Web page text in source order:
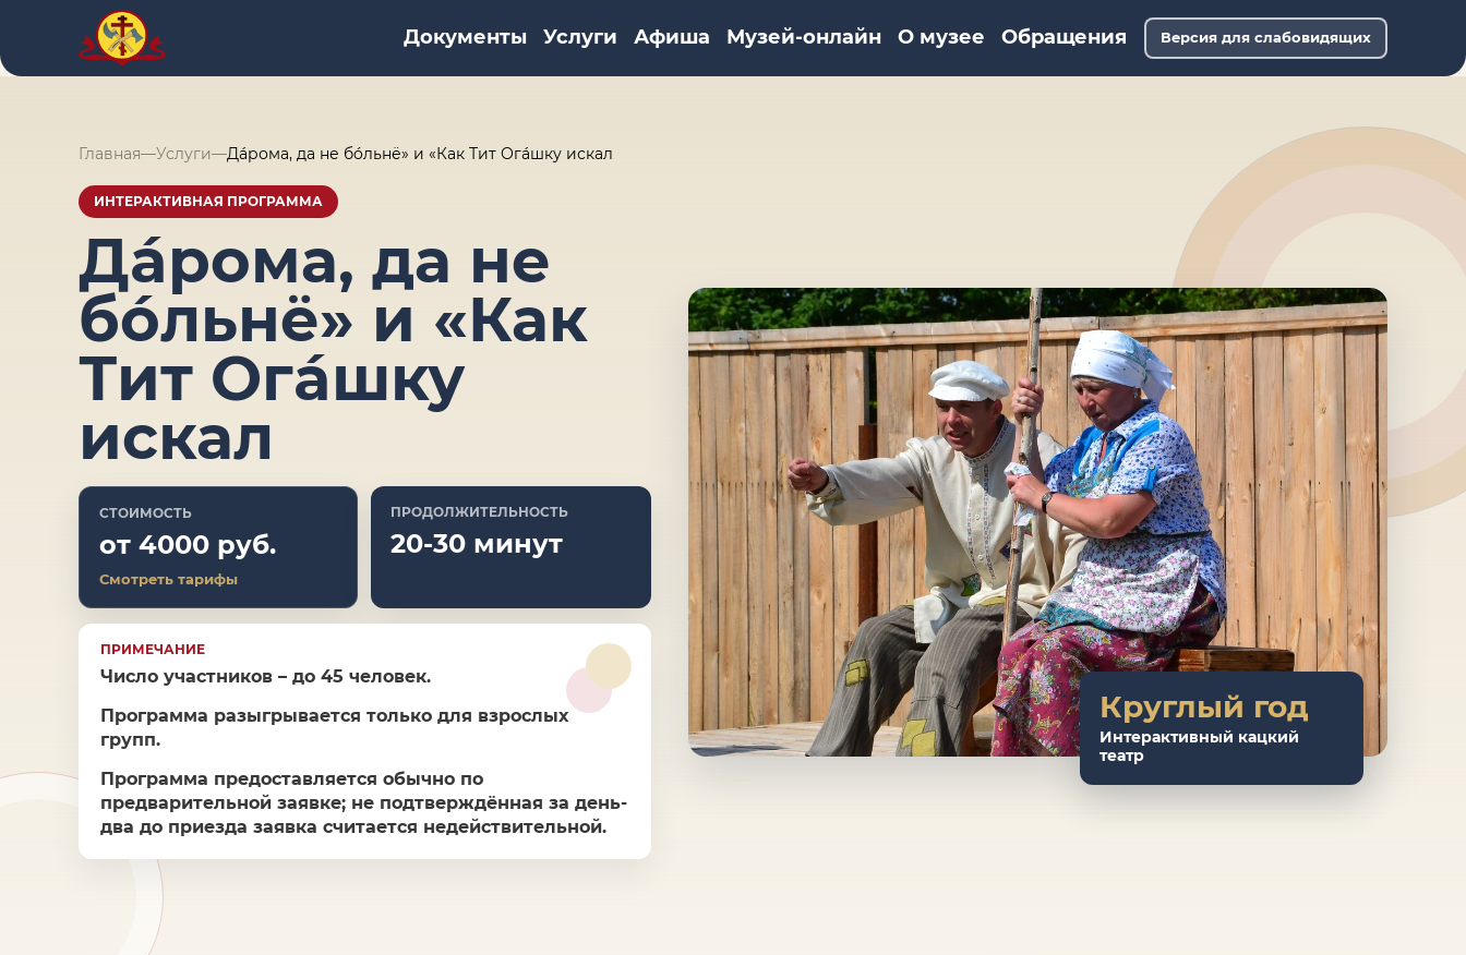
Документы Услуги Афиша Музей-онлайн О музее Обращения Версия для слабовидящих
Главная—Услуги—Дáрома, да не бóльнё» и «Как Тит Огáшку искал
ИНТЕРАКТИВНАЯ ПРОГРАММА
Дáрома, да не
бóльнё» и «Как
Тит Огáшку
искал
СТОИМОСТЬ
от 4000 руб.
Смотреть тарифы
ПРОДОЛЖИТЕЛЬНОСТЬ
20-30 минут
ПРИМЕЧАНИЕ
Число участников – до 45 человек.
Программа разыгрывается только для взрослых
групп.
Программа предоставляется обычно по
предварительной заявке; не подтверждённая за день-
два до приезда заявка считается недействительной.
Круглый год
Интерактивный кацкий
театр